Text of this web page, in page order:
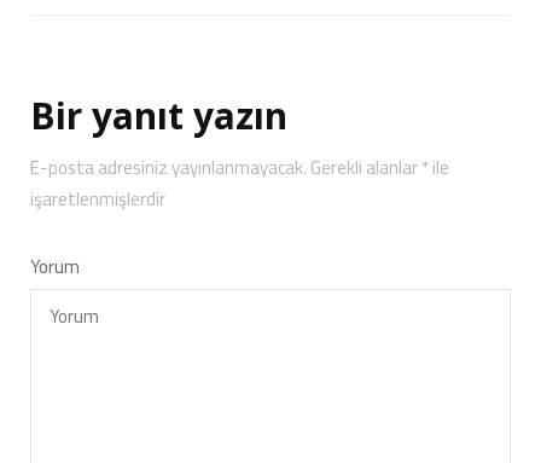
Bir yanıt yazın
E-posta adresiniz yayınlanmayacak.Gerekli alanlar*ile
işaretlenmişlerdir
Yorum